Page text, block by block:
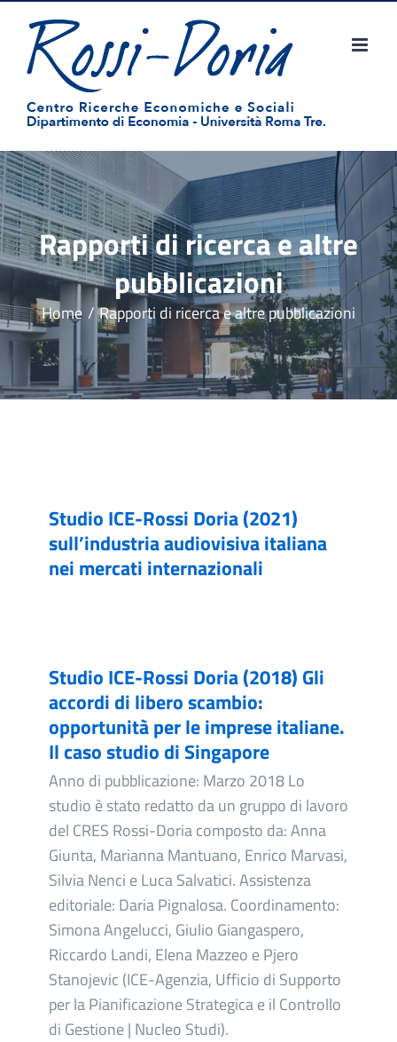
contenuto
Rapporti di ricerca e altre
pubblicazioni
Home Rapporti di ricerca e altre pubblicazioni
Studio ICE-Rossi Doria (2021)
sull’industria audiovisiva italiana
nei mercati internazionali
Studio ICE-Rossi Doria (2018) Gli
accordi di libero scambio:
opportunità per le imprese italiane.
Il caso studio di Singapore
Anno di pubblicazione: Marzo 2018 Lo
studio è stato redatto da un gruppo di lavoro
del CRES Rossi-Doria composto da: Anna
Giunta, Marianna Mantuano, Enrico Marvasi,
Silvia Nenci e Luca Salvatici. Assistenza
editoriale: Daria Pignalosa. Coordinamento:
Simona Angelucci, Giulio Giangaspero,
Riccardo Landi, Elena Mazzeo e Pjero
Stanojevic (ICE-Agenzia, Ufficio di Supporto
per la Pianificazione Strategica e il Controllo
di Gestione | Nucleo Studi).